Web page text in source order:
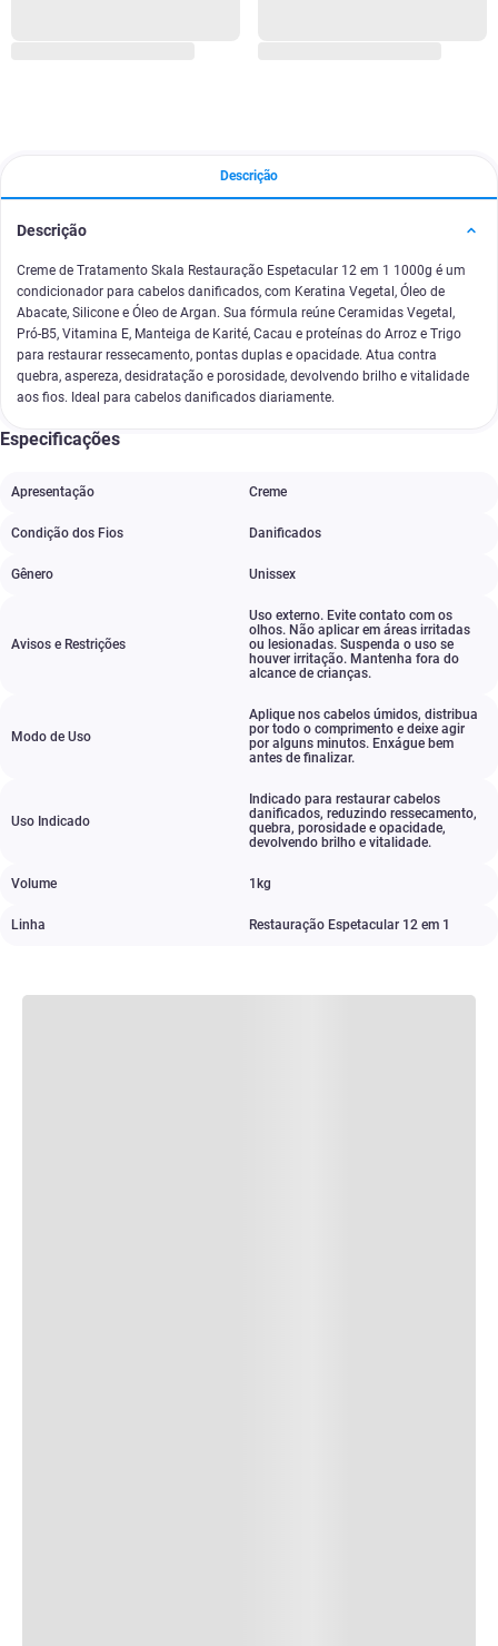
Descrição
Descrição
Creme de Tratamento Skala Restauração Espetacular 12 em 1 1000g é um
condicionador para cabelos danificados, com Keratina Vegetal, Óleo de
Abacate, Silicone e Óleo de Argan. Sua fórmula reúne Ceramidas Vegetal,
Pró-B5, Vitamina E, Manteiga de Karité, Cacau e proteínas do Arroz e Trigo
para restaurar ressecamento, pontas duplas e opacidade. Atua contra
quebra, aspereza, desidratação e porosidade, devolvendo brilho e vitalidade
aos fios. Ideal para cabelos danificados diariamente.
Especificações
Apresentação Creme
Condição dos Fios Danificados
Gênero Unissex
Avisos e Restrições
Uso externo. Evite contato com os
olhos. Não aplicar em áreas irritadas
ou lesionadas. Suspenda o uso se
houver irritação. Mantenha fora do
alcance de crianças.
Modo de Uso
Aplique nos cabelos úmidos, distribua
por todo o comprimento e deixe agir
por alguns minutos. Enxágue bem
antes de finalizar.
Uso Indicado
Indicado para restaurar cabelos
danificados, reduzindo ressecamento,
quebra, porosidade e opacidade,
devolvendo brilho e vitalidade.
Volume 1kg
Linha Restauração Espetacular 12 em 1